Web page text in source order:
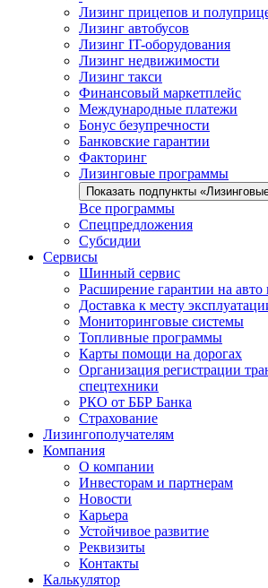
Лизинг прицепов и
Лизинг автобусов
Лизинг IT-оборудования
Лизинг недвижимости
Лизинг такси
Финансовый маркетплейс
Международные платежи
Бонус безупречности
Банковские гарантии
Факторинг
Лизинговые программы
Показать подпункты
Все программы
Спецпредложения
Субсидии
Сервисы
Шинный сервис
Расширение гарантии на авто
Доставка к месту
Мониторинговые системы
Топливные программы
Карты помощи на дорогах
Организация регистрации
спецтехники
РКО от ББР Банка
Страхование
Лизингополучателям
Компания
О компании
Инвесторам и партнерам
Новости
Карьера
Устойчивое развитие
Реквизиты
Контакты
Калькулятор